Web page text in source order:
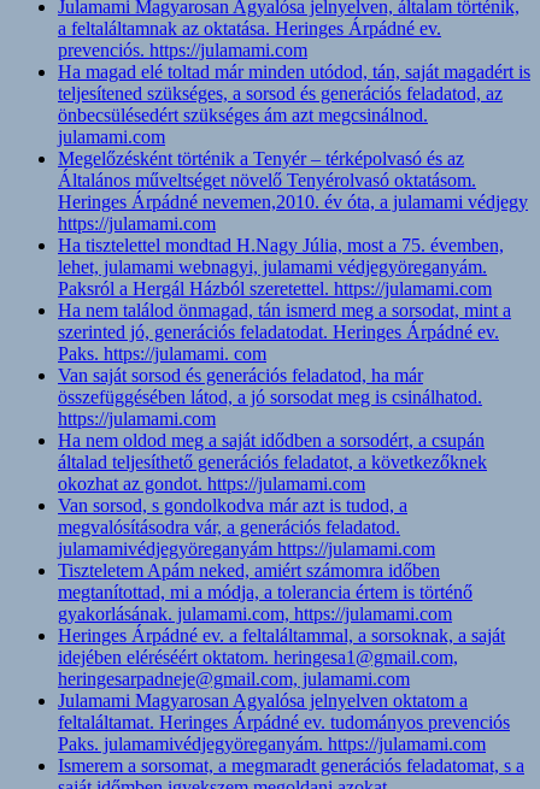
Julamami Magyarosan Agyalósa jelnyelven, általam történik,
a feltaláltamnak az oktatása. Heringes Árpádné ev.
prevenciós. https://julamami.com
Ha magad elé toltad már minden utódod, tán, saját magadért is
teljesítened szükséges, a sorsod és generációs feladatod, az
önbecsülésedért szükséges ám azt megcsinálnod.
julamami.com
Megelőzésként történik a Tenyér – térképolvasó és az
Általános műveltséget növelő Tenyérolvasó oktatásom.
Heringes Árpádné nevemen,2010. év óta, a julamami védjegy
https://julamami.com
Ha tisztelettel mondtad H.Nagy Júlia, most a 75. évemben,
lehet, julamami webnagyi, julamami védjegyöreganyám.
Paksról a Hergál Házból szeretettel. https://julamami.com
Ha nem találod önmagad, tán ismerd meg a sorsodat, mint a
szerinted jó, generációs feladatodat. Heringes Árpádné ev.
Paks. https://julamami. com
Van saját sorsod és generációs feladatod, ha már
összefüggésében látod, a jó sorsodat meg is csinálhatod.
https://julamami.com
Ha nem oldod meg a saját idődben a sorsodért, a csupán
általad teljesíthető generációs feladatot, a következőknek
okozhat az gondot. https://julamami.com
Van sorsod, s gondolkodva már azt is tudod, a
megvalósításodra vár, a generációs feladatod.
julamamivédjegyöreganyám https://julamami.com
Tiszteletem Apám neked, amiért számomra időben
megtanítottad, mi a módja, a tolerancia értem is történő
gyakorlásának. julamami.com, https://julamami.com
Heringes Árpádné ev. a feltaláltammal, a sorsoknak, a saját
idejében eléréséért oktatom. heringesa1@gmail.com,
heringesarpadneje@gmail.com, julamami.com
Julamami Magyarosan Agyalósa jelnyelven oktatom a
feltaláltamat. Heringes Árpádné ev. tudományos prevenciós
Paks. julamamivédjegyöreganyám. https://julamami.com
Ismerem a sorsomat, a megmaradt generációs feladatomat, s a